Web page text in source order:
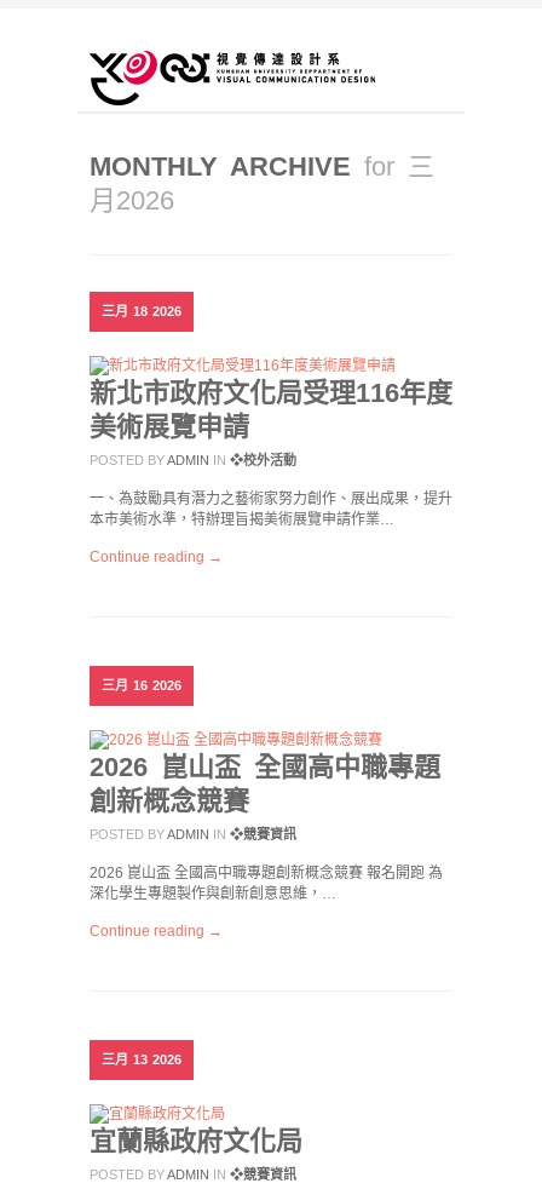
MONTHLY ARCHIVE for 三
月2026
三月 18 2026
新北市政府文化局受理116年度
美術展覽申請
POSTED BYADMIN IN ❖校外活動
一、為鼓勵具有潛力之藝術家努力創作、展出成果，提升
本市美術水準，特辦理旨揭美術展覽申請作業…
Continue reading →
三月 16 2026
2026 崑山盃 全國高中職專題
創新概念競賽
POSTED BYADMIN IN ❖競賽資訊
2026 崑山盃 全國高中職專題創新概念競賽 報名開跑 為
深化學生專題製作與創新創意思維，…
Continue reading →
三月 13 2026
宜蘭縣政府文化局
POSTED BYADMIN IN ❖競賽資訊